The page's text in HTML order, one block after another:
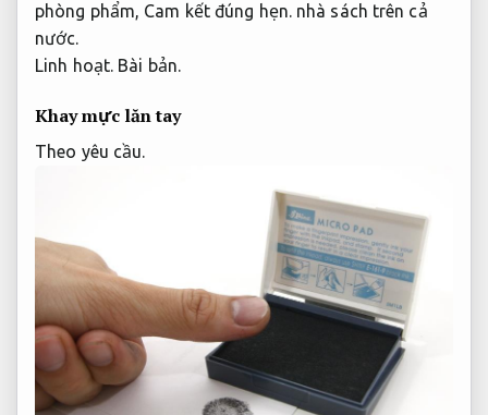
phòng phẩm, Cam kết đúng hẹn.nhà sách trên cả
nước.
Linh hoạt. Bài bản.
Khay mực lăn tay
Theo yêu cầu.